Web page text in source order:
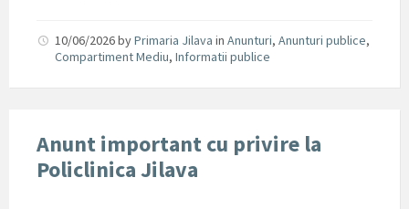
10/06/2026byPrimaria Jilava in Anunturi, Anunturi publice,
Compartiment Mediu, Informatii publice
Anunt important cu privire la
Policlinica Jilava